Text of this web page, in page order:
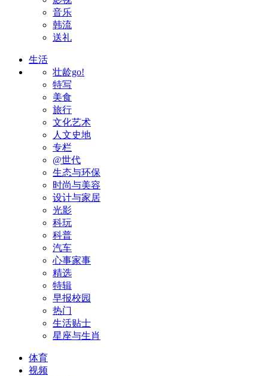
音乐
韩流
送礼
生活
壮龄go!
特写
美食
旅行
文化艺术
人文史地
专栏
@世代
生态与环保
时尚与美容
设计与家居
光影
科玩
科普
汽车
心事家事
精选
特辑
早报校园
热门
生活贴士
星座与生肖
体育
视频